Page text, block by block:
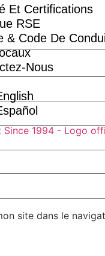
Et Certifications
RSE
& Code De
Nous
site dans le